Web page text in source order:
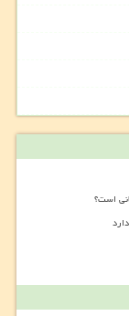
است؟